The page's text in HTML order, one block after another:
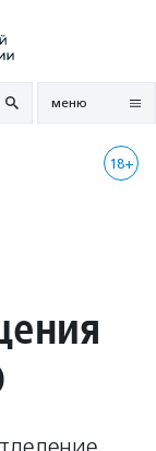
меню
18+